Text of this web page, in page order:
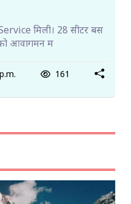
मिली। 28 सीटर बस
आवागमन म
161